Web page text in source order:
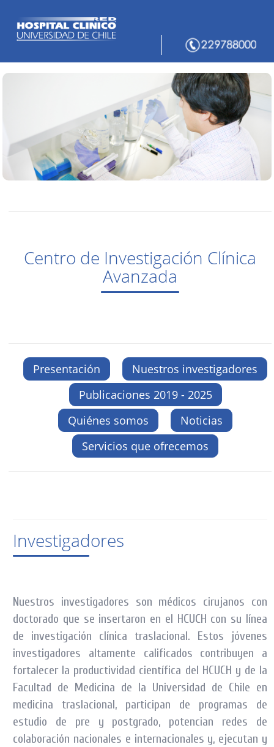
Centro de Investigación Clínica
Avanzada
Presentación
Nuestros investigadores
Publicaciones 2019 - 2025
Quiénes somos
Noticias
Servicios que ofrecemos
Investigadores
Nuestros investigadores son médicos cirujanos con
doctorado que se insertaron en el HCUCH con su línea
de investigación clínica traslacional. Estos jóvenes
investigadores altamente calificados contribuyen a
fortalecer la productividad científica del HCUCH y de la
Facultad de Medicina de la Universidad de Chile en
medicina traslacional, participan de programas de
estudio de pre y postgrado, potencian redes de
colaboración nacionales e internacionales y, ejecutan y